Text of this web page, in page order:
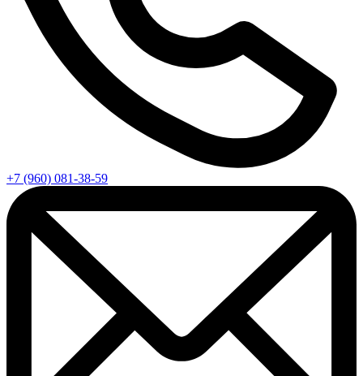
+7 (960) 081-38-59